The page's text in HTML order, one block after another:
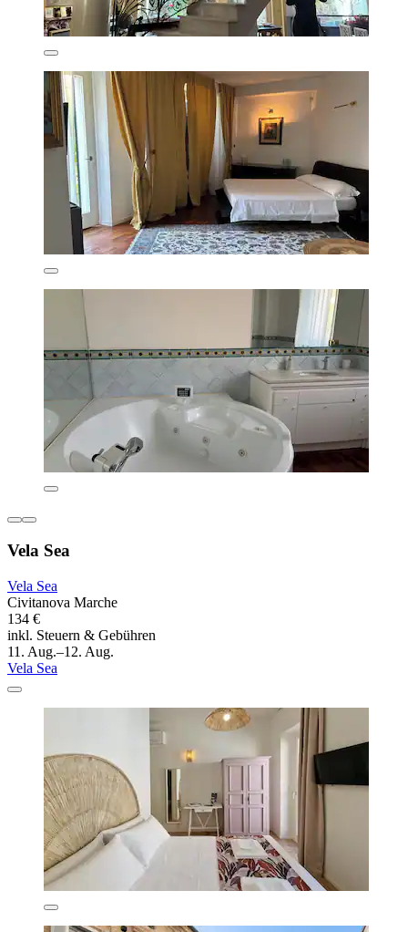
Vela Sea
Vela Sea
Civitanova Marche
134 €
inkl. Steuern & Gebühren
11. Aug.–12. Aug.
Vela Sea